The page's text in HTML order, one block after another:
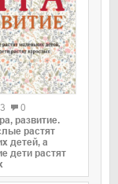
0
развитие.
растят
детей, а
дети растят